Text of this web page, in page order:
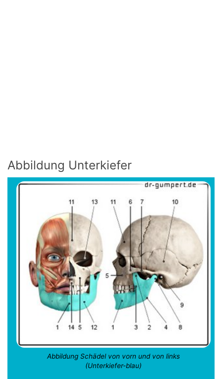
Abbildung Unterkiefer
Abbildung Schädel von vorn und von links
(Unterkiefer-blau)